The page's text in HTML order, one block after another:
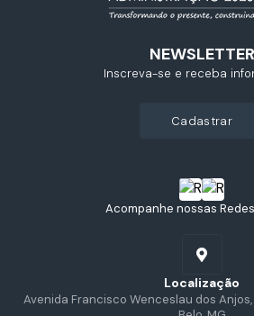
Acompanhe nossas
Localização
Avenida Francisco Wenceslau dos
NEWSLETTER
Inscreva-se e receba
cadastrar